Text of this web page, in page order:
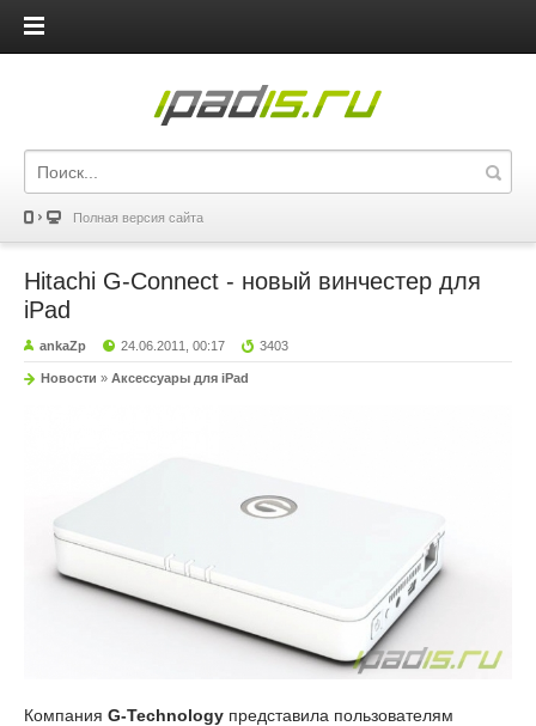
iPadis.ru
Полная версия сайта
Hitachi G-Connect - новый винчестер для
iPad
ankaZp 24.06.2011, 00:17 3403
Новости » Аксессуары для iPad
Компания G-Technology представила пользователям